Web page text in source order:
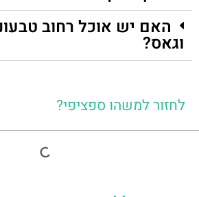
האם יש אוכל רחוב
וגאס?
לחזור למשהו ספציפי?